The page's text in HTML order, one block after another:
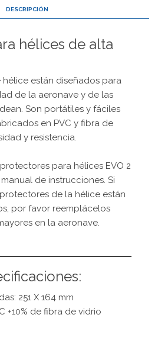
DESCRIPCIÓN
hélices de alta
están diseñados para
de la aeronave y de las
Son portátiles y fáciles
en PVC y fibra de
y resistencia.
para hélices EVO 2
de instrucciones. Si
de la hélice están
por favor reemplácelos
en la aeronave.
251 X 164 mm
+10% de fibra de vidrio